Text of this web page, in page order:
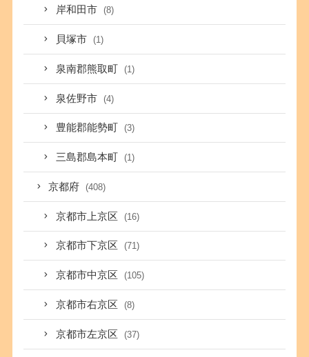
岸和田市 (8)
貝塚市 (1)
泉南郡熊取町 (1)
泉佐野市 (4)
豊能郡能勢町 (3)
三島郡島本町 (1)
京都府 (408)
京都市上京区 (16)
京都市下京区 (71)
京都市中京区 (105)
京都市右京区 (8)
京都市左京区 (37)